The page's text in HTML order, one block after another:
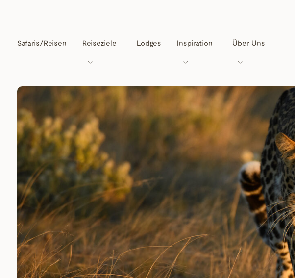
Safaris/Reisen Reiseziele Lodges Inspiration Über Uns